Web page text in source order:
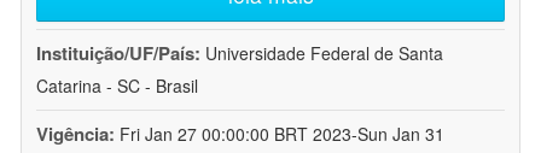
Instituição/UF/País: Universidade Federal de Santa
Catarina - SC - Brasil
Vigência: Fri Jan 27 00:00:00 BRT 2023-Sun Jan 31